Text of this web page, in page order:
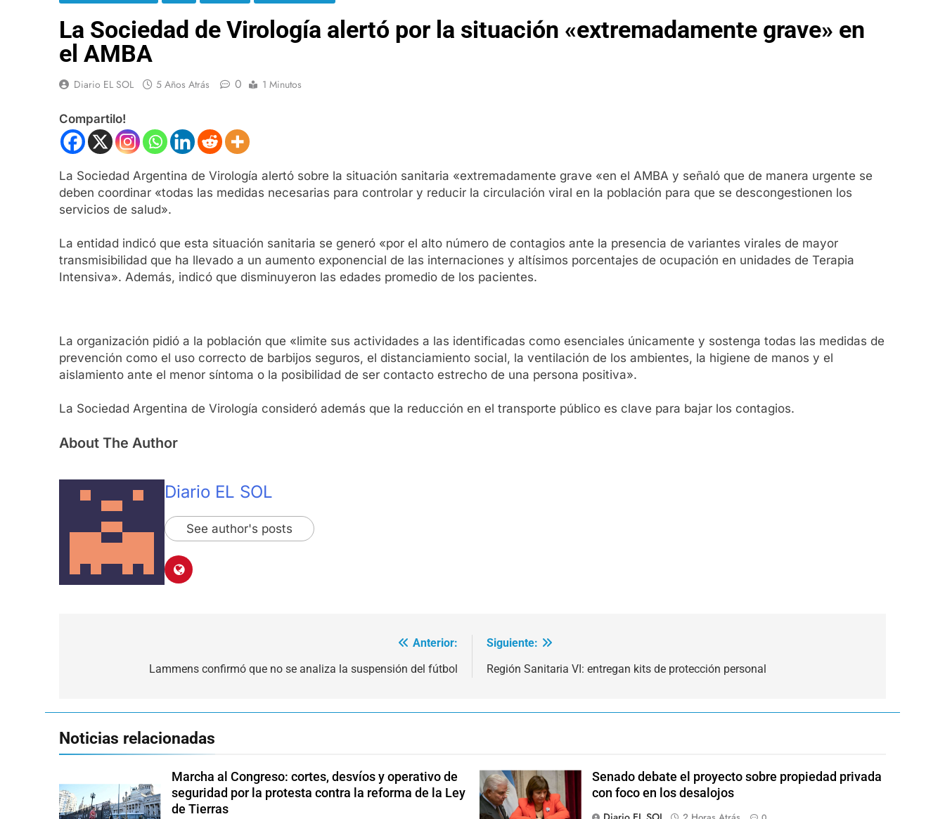
La Sociedad de Virología alertó por la situación «extremadamente grave» en
el AMBA
Diario EL SOL 5 Años Atrás 0 1 Minutos
Compartilo!
La Sociedad Argentina de Virología alertó sobre la situación sanitaria «extremadamente grave «en el AMBA y señaló que de manera urgente se
deben coordinar «todas las medidas necesarias para controlar y reducir la circulación viral en la población para que se descongestionen los
servicios de salud».
La entidad indicó que esta situación sanitaria se generó «por el alto número de contagios ante la presencia de variantes virales de mayor
transmisibilidad que ha llevado a un aumento exponencial de las internaciones y altísimos porcentajes de ocupación en unidades de Terapia
Intensiva». Además, indicó que disminuyeron las edades promedio de los pacientes.
La organización pidió a la población que «limite sus actividades a las identificadas como esenciales únicamente y sostenga todas las medidas de
prevención como el uso correcto de barbijos seguros, el distanciamiento social, la ventilación de los ambientes, la higiene de manos y el
aislamiento ante el menor síntoma o la posibilidad de ser contacto estrecho de una persona positiva».
La Sociedad Argentina de Virología consideró además que la reducción en el transporte público es clave para bajar los contagios.
About The Author
Diario EL SOL
See author's posts
Anterior:
Lammens confirmó que no se analiza la suspensión del fútbol
Siguiente:
Región Sanitaria VI: entregan kits de protección personal
Noticias relacionadas
Marcha al Congreso: cortes, desvíos y operativo de
seguridad por la protesta contra la reforma de la Ley
de Tierras
Senado debate el proyecto sobre propiedad privada
con foco en los desalojos